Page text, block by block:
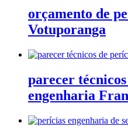
orçamento de
Votuporanga
parecer
engenharia